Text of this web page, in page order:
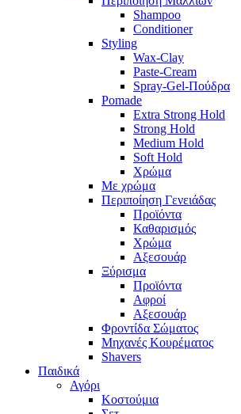
Shampoo
Conditioner
Styling
Wax-Clay
Paste-Cream
Spray-Gel-Πούδρα
Pomade
Extra Strong Hold
Strong Hold
Medium Hold
Soft Hold
Χρώμα
Με χρώμα
Περιποίηση Γενειάδας
Προϊόντα
Καθαρισμός
Χρώμα
Αξεσουάρ
Ξύρισμα
Προϊόντα
Αφροί
Αξεσουάρ
Φροντίδα Σώματος
Μηχανές Κουρέματος
Shavers
Παιδικά
Αγόρι
Κοστούμια